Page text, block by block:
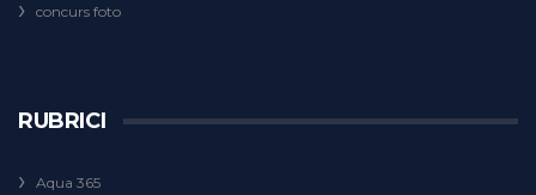
concurs foto
RUBRICI
Aqua 365